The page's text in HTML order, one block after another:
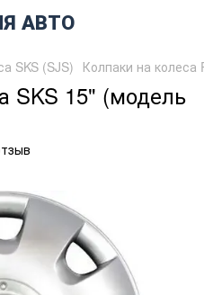
АВТО
SKS (SJS) Колпаки на колеса
SKS 15" (модель